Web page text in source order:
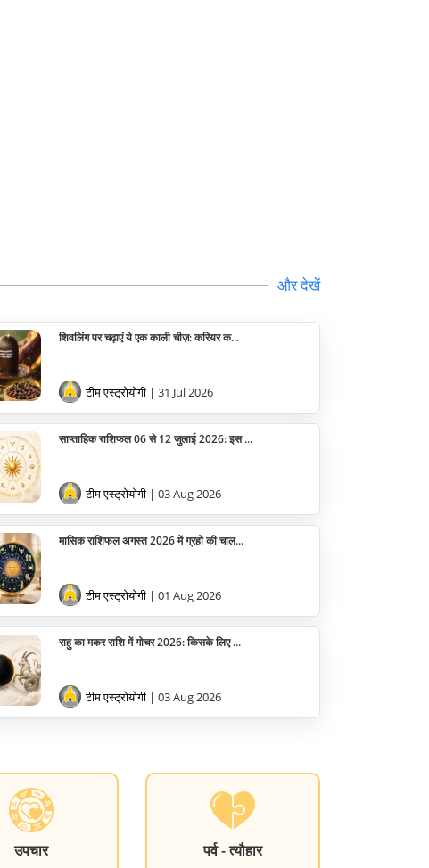
और देखें
शिवलिंग पर चढ़ाएं ये एक काली चीज़: करियर क...
टीम एस्ट्रोयोगी | 31 Jul 2026
साप्ताहिक राशिफल 06 से 12 जुलाई 2026: इस ...
टीम एस्ट्रोयोगी | 03 Aug 2026
मासिक राशिफल अगस्त 2026 में ग्रहों की चाल...
टीम एस्ट्रोयोगी | 01 Aug 2026
राहु का मकर राशि में गोचर 2026: किसके लिए ...
टीम एस्ट्रोयोगी | 03 Aug 2026
उपचार पर्व - त्यौहार